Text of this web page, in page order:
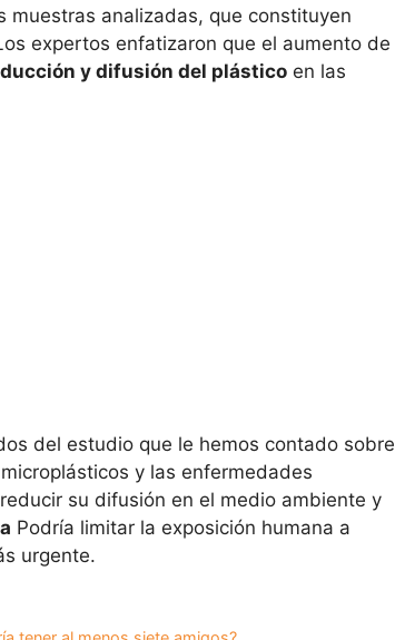
muestras analizadas, que constituyen
expertos enfatizaron que el aumento de
y difusión del plástico en las
del estudio que le hemos contado sobre
y las enfermedades
su difusión en el medio ambiente y
Podría limitar la exposición humana a
urgente.